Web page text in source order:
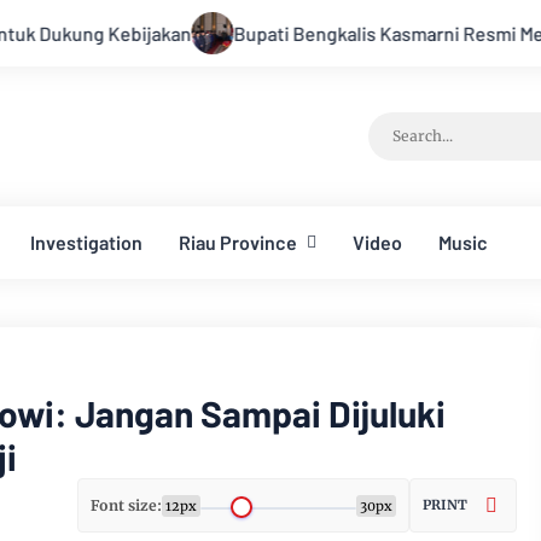
Bupati Bengkalis Kasmarni Resmi Melantik Pejabat
Investigation Riau Province Video Music
Jangan Sampai Dijuluki
Font size: 12px 30px PRINT